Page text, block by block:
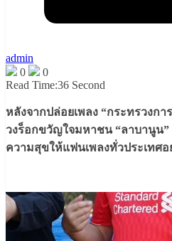
admin
0
0
Read Time:36 Second
หลังจากปล่อยเพลง “กระทรวงก
วงร็อกขวัญใจมหาชน “ลาบานูน”
ความสุขให้แฟนเพลงทั่วประเทศอ